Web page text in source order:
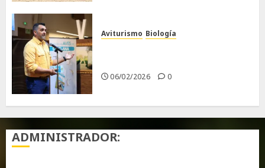
Aviturismo Biología
06/02/2026 0
ADMINISTRADOR: